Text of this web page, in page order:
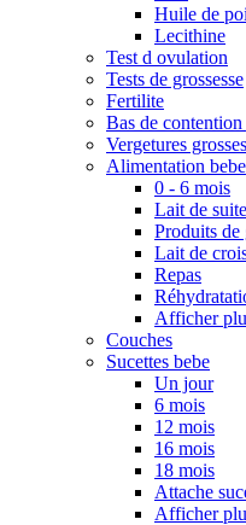
Huile de
Lecithine
Test d ovulation
Tests de grossesse
Fertilite
Bas de contention
Vergetures
Alimentation bebe
0 - 6 mois
Lait de suite
Produits de
Lait de
Repas
Afficher
Couches
Sucettes bebe
Un jour
6 mois
12 mois
16 mois
18 mois
Attache
Afficher